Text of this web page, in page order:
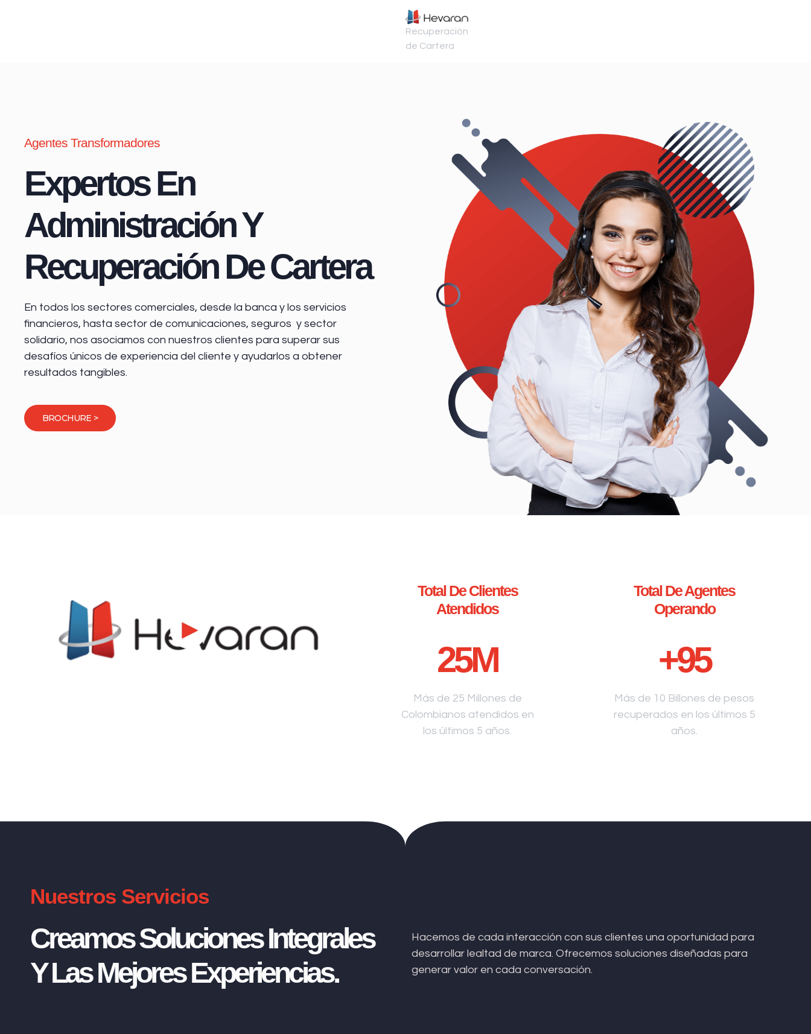
Recuperación
de Cartera
Agentes Transformadores
Expertos En
Administración Y
Recuperación De Cartera
En todos los sectores comerciales, desde la banca y los servicios
financieros, hasta sector de comunicaciones, seguros y sector
solidario, nos asociamos con nuestros clientes para superar sus
desafíos únicos de experiencia del cliente y ayudarlos a obtener
resultados tangibles.
BROCHURE >
Total De Clientes
Atendidos
25M
Más de 25 Millones de
Colombianos atendidos en
los últimos 5 años.
Total De Agentes
Operando
+95
Más de 10 Billones de pesos
recuperados en los últimos 5
años.
Nuestros Servicios
Creamos Soluciones Integrales
Y Las Mejores Experiencias.
Hacemos de cada interacción con sus clientes una oportunidad para
desarrollar lealtad de marca. Ofrecemos soluciones diseñadas para
generar valor en cada conversación.